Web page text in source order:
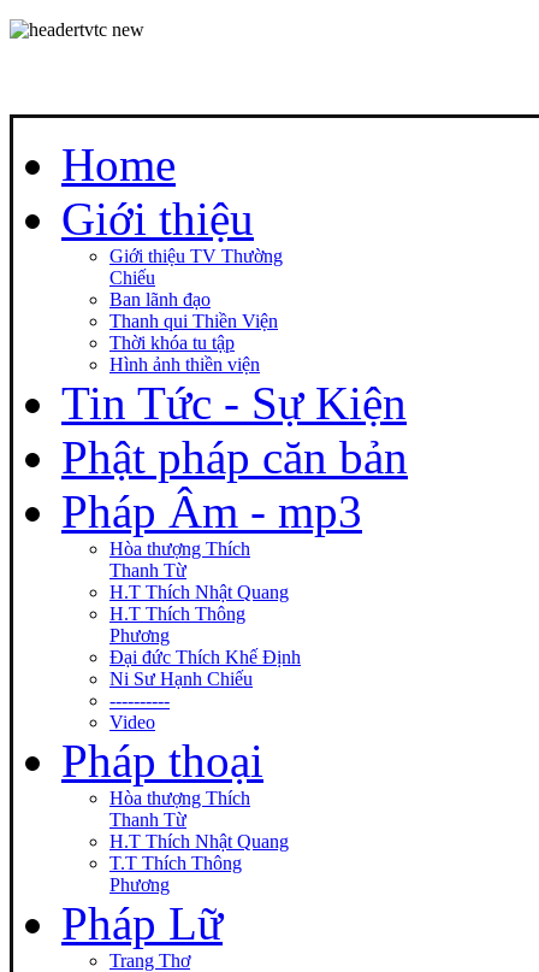
Home
Giới thiệu
Giới thiệu TV Thường
Chiếu
Ban lãnh đạo
Thanh qui Thiền Viện
Thời khóa tu tập
Hình ảnh thiền viện
Tin Tức - Sự Kiện
Phật pháp căn bản
Pháp Âm - mp3
Hòa thượng Thích
Thanh Từ
H.T Thích Nhật Quang
H.T Thích Thông
Phương
Đại đức Thích Khế Định
Ni Sư Hạnh Chiếu
----------
Video
Pháp thoại
Hòa thượng Thích
Thanh Từ
H.T Thích Nhật Quang
T.T Thích Thông
Phương
Pháp Lữ
Trang Thơ